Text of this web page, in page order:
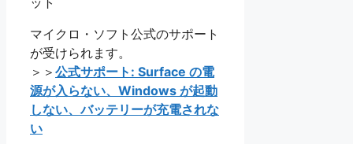
マイクロ・ソフト公式のサポート
が受けられます。
＞＞ 公式サポート: Surface の電
源が入らない、Windows が起動
しない、バッテリーが充電されな
い